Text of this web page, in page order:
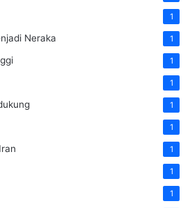
1
Neraka 1
1
1
1
1
1
1
1